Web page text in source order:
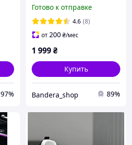
97%
Готово к отправке
4.6 (8)
от200₴/мес
1 999₴
Купить
Bandera_shop 89%